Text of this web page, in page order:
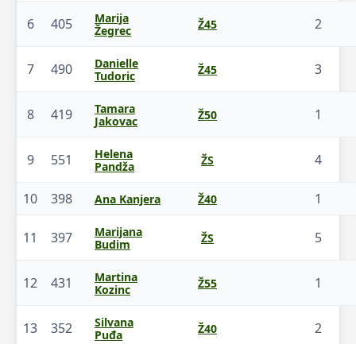
6 405
Marija
Žegrec
Ž45 2
7 490
Danielle
Tudoric
Ž45 3
8 419
Tamara
Jakovac
Ž50 1
9 551
Helena
Pandža
ŽS 4
10 398 Ana Kanjera Ž40 1
11 397
Marijana
Budim
ŽS 5
12 431
Martina
Kozinc
Ž55 1
13 352
Silvana
Puđa
Ž40 2